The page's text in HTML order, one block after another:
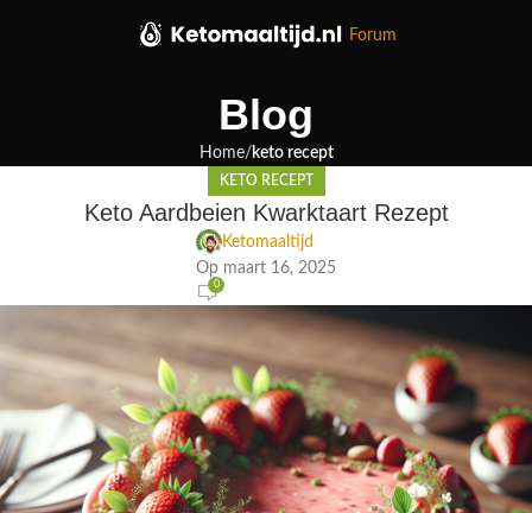
Forum
Blog
Home keto recept
KETO RECEPT
Keto Aardbeien Kwarktaart Rezept
Ketomaaltijd
Op maart 16, 2025
0